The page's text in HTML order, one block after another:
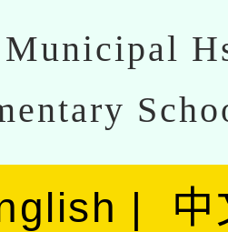
Municipal
中